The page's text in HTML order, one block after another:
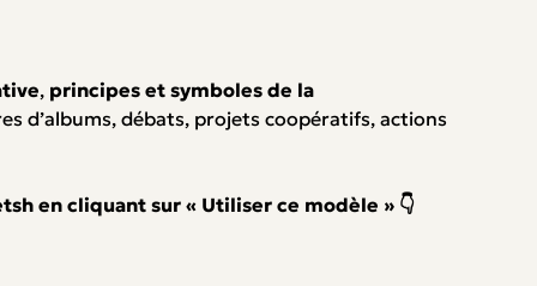
, principes et symboles de la
d’albums, débats, projets coopératifs, actions
en cliquant sur « Utiliser ce modèle » 👇